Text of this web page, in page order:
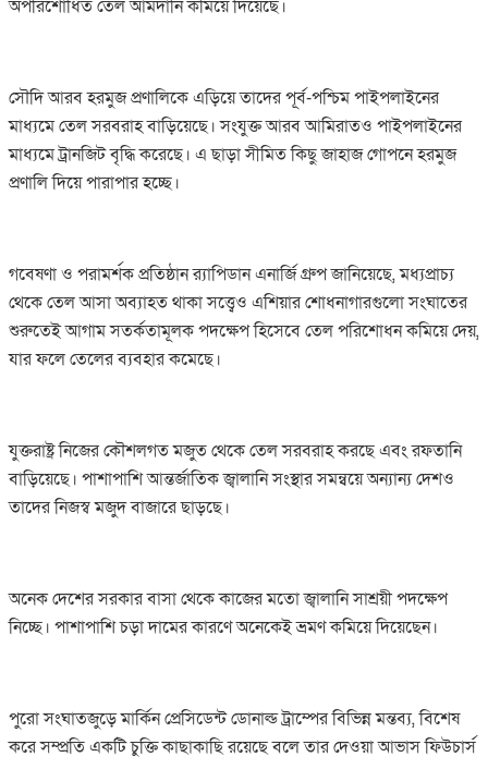
অপরিশোধিত তেল আমদানি কমিয়ে দিয়েছে।
সৌদি আরব হরমুজ প্রণালিকে এড়িয়ে তাদের পূর্ব-পশ্চিম পাইপলাইনের
মাধ্যমে তেল সরবরাহ বাড়িয়েছে। সংযুক্ত আরব আমিরাতও পাইপলাইনের
মাধ্যমে ট্রানজিট বৃদ্ধি করেছে। এ ছাড়া সীমিত কিছু জাহাজ গোপনে হরমুজ
প্রণালি দিয়ে পারাপার হচ্ছে।
গবেষণা ও পরামর্শক প্রতিষ্ঠান র‍্যাপিডান এনার্জি গ্রুপ জানিয়েছে, মধ্যপ্রাচ্য
থেকে তেল আসা অব্যাহত থাকা সত্ত্বেও এশিয়ার শোধনাগারগুলো সংঘাতের
শুরুতেই আগাম সতর্কতামূলক পদক্ষেপ হিসেবে তেল পরিশোধন কমিয়ে দেয়,
যার ফলে তেলের ব্যবহার কমেছে।
যুক্তরাষ্ট্র নিজের কৌশলগত মজুত থেকে তেল সরবরাহ করছে এবং রফতানি
বাড়িয়েছে। পাশাপাশি আন্তর্জাতিক জ্বালানি সংস্থার সমন্বয়ে অন্যান্য দেশও
তাদের নিজস্ব মজুদ বাজারে ছাড়ছে।
অনেক দেশের সরকার বাসা থেকে কাজের মতো জ্বালানি সাশ্রয়ী পদক্ষেপ
নিচ্ছে। পাশাপাশি চড়া দামের কারণে অনেকেই ভ্রমণ কমিয়ে দিয়েছেন।
পুরো সংঘাতজুড়ে মার্কিন প্রেসিডেন্ট ডোনাল্ড ট্রাম্পের বিভিন্ন মন্তব্য, বিশেষ
করে সম্প্রতি একটি চুক্তি কাছাকাছি রয়েছে বলে তার দেওয়া আভাস ফিউচার্স